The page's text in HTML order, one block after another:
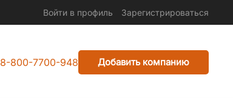
Войти в профиль Зарегистрироваться
8-800-7700-948 Добавить компанию